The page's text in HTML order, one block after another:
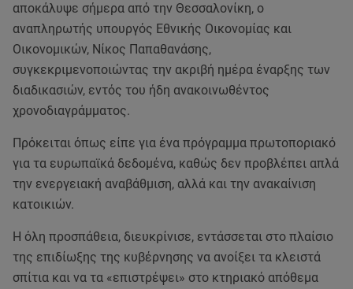
αποκάλυψε σήμερα από την Θεσσαλονίκη, ο
αναπληρωτής υπουργός Εθνικής Οικονομίας και
Οικονομικών, Νίκος Παπαθανάσης,
συγκεκριμενοποιώντας την ακριβή ημέρα έναρξης των
διαδικασιών, εντός του ήδη ανακοινωθέντος
χρονοδιαγράμματος.
Πρόκειται όπως είπε για ένα πρόγραμμα πρωτοποριακό
για τα ευρωπαϊκά δεδομένα, καθώς δεν προβλέπει απλά
την ενεργειακή αναβάθμιση, αλλά και την ανακαίνιση
κατοικιών.
Η όλη προσπάθεια, διευκρίνισε, εντάσσεται στο πλαίσιο
της επιδίωξης της κυβέρνησης να ανοίξει τα κλειστά
σπίτια και να τα «επιστρέψει» στο κτηριακό απόθεμα